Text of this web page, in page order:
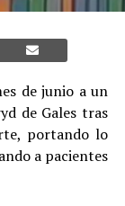
de junio a un
de Gales tras
portando lo
a pacientes